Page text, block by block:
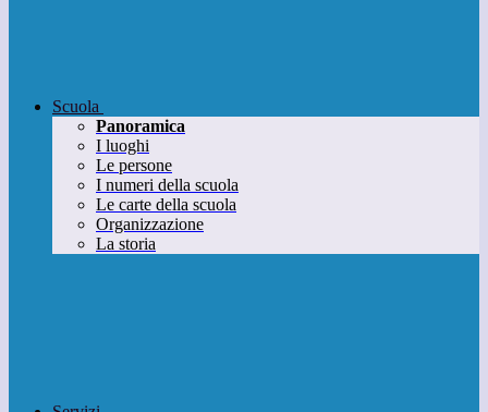
Scuola
Panoramica
I luoghi
Le persone
I numeri della scuola
Le carte della scuola
Organizzazione
La storia